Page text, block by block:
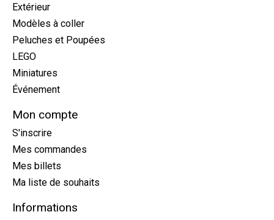
Extérieur
Modèles à coller
Peluches et Poupées
LEGO
Miniatures
Événement
Mon compte
S'inscrire
Mes commandes
Mes billets
Ma liste de souhaits
Informations